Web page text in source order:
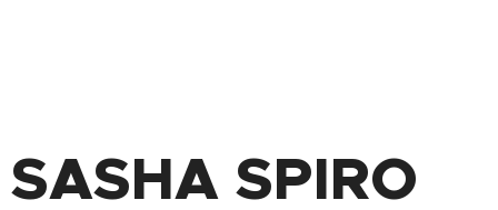
SASHA SPIRO